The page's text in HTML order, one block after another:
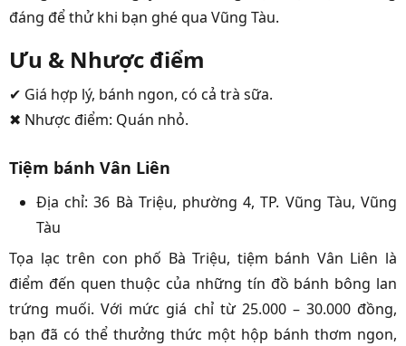
đáng để thử khi bạn ghé qua Vũng Tàu.
Ưu & Nhược điểm
✔ Giá hợp lý, bánh ngon, có cả trà sữa.
✖ Nhược điểm: Quán nhỏ.
Tiệm bánh Vân Liên
Địa chỉ: 36 Bà Triệu, phường 4, TP. Vũng Tàu, Vũng
Tàu
Tọa lạc trên con phố Bà Triệu, tiệm bánh Vân Liên là
điểm đến quen thuộc của những tín đồ bánh bông lan
trứng muối. Với mức giá chỉ từ 25.000 – 30.000 đồng,
bạn đã có thể thưởng thức một hộp bánh thơm ngon,